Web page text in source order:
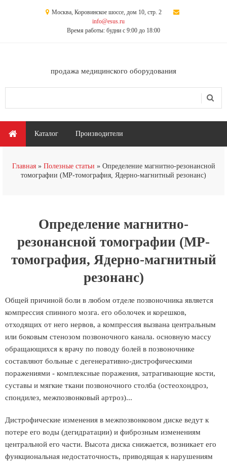
Москва, Коровинское шоссе, дом 10, стр. 2
info@esus.ru
Время работы: будни с 9:00 до 18:00
продажа медицинского оборудования
Главное меню
Каталог Производители
Главная Полезные статьи
Определение магнитно-резонансной
томографии (МР-томография, Ядерно-магнитный резонанс)
Определение магнитно-
резонансной томографии (МР-
томография, Ядерно-магнитный
резонанс)
Общей причиной боли в любом отделе позвоночника является
компрессия спинного мозга. его оболочек и корешков,
отходящих от него нервов, а компрессия вызвана центральным
или боковым стенозом позвоночного канала. основную массу
обращающихся к врачу по поводу болей в позвоночнике
составляют больные с дегенеративно-дистрофическими
поражениями - комплексные поражения, затрагивающие кости,
суставы и мягкие ткани позвоночного столба (остеохондроз,
спондилез, межпозвонковый артроз)...
Дистрофические изменения в межпозвонковом диске ведут к
потере его воды (дегидратации) и фиброзным изменениям
центральной его части. Высота диска снижается, возникает его
функциональная недостаточность, приводящая к нарушениям